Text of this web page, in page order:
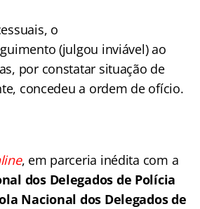
o
(julgou inviável) ao
por constatar situação de
concedeu a ordem de ofício.
, em parceria inédita com a
dos Delegados de Polícia
Nacional dos Delegados de